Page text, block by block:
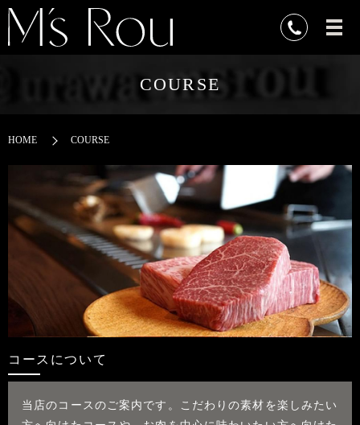
COURSE
HOME COURSE
コースについて
当店のコースのご案内です。
こだわりの素材を楽しみたい